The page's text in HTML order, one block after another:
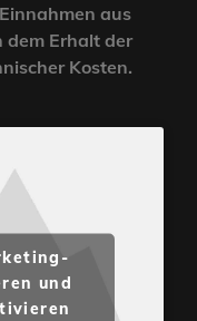
aus
dem Erhalt der
Kosten.
und